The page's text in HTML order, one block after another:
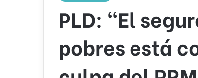
PLD: “El
pobres está